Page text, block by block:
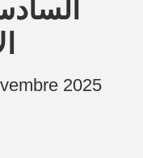
2025